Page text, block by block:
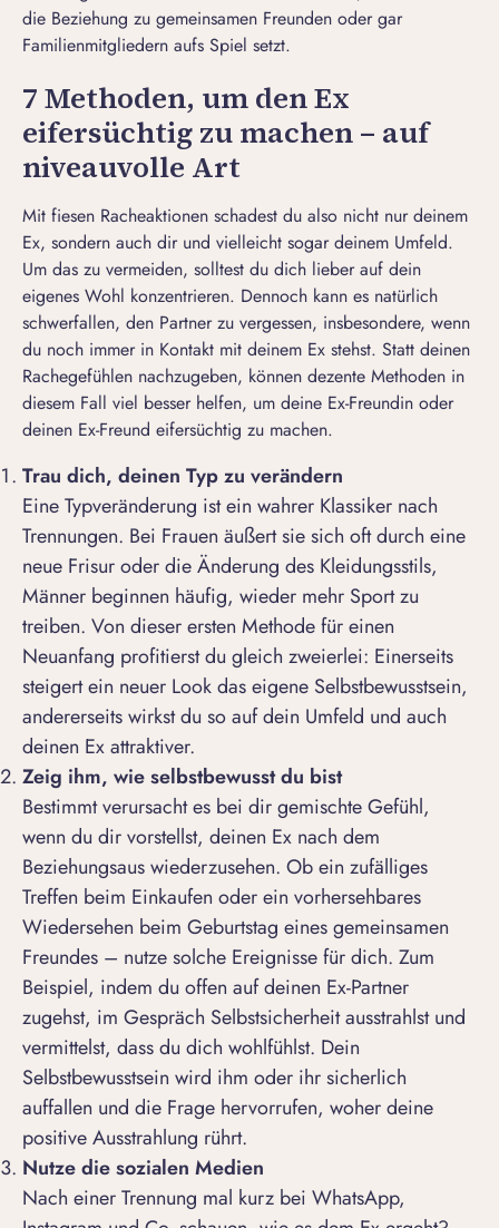
die Beziehung zu gemeinsamen Freunden oder gar
Familienmitgliedern aufs Spiel setzt.
7 Methoden, um den Ex
eifersüchtig zu machen – auf
niveauvolle Art
Mit fiesen Racheaktionen schadest du also nicht nur deinem
Ex, sondern auch dir und vielleicht sogar deinem Umfeld.
Um das zu vermeiden, solltest du dich lieber auf dein
eigenes Wohl konzentrieren. Dennoch kann es natürlich
schwerfallen, den Partner zu vergessen, insbesondere, wenn
du noch immer in Kontakt mit deinem Ex stehst. Statt deinen
Rachegefühlen nachzugeben, können dezente Methoden in
diesem Fall viel besser helfen, um deine Ex-Freundin oder
deinen Ex-Freund eifersüchtig zu machen.
Trau dich, deinen Typ zu verändern
Eine Typveränderung ist ein wahrer Klassiker nach
Trennungen. Bei Frauen äußert sie sich oft durch eine
neue Frisur oder die Änderung des Kleidungsstils,
Männer beginnen häufig, wieder mehr Sport zu
treiben. Von dieser ersten Methode für einen
Neuanfang profitierst du gleich zweierlei: Einerseits
steigert ein neuer Look das eigene Selbstbewusstsein,
andererseits wirkst du so auf dein Umfeld und auch
deinen Ex attraktiver.
Zeig ihm, wie selbstbewusst du bist
Bestimmt verursacht es bei dir gemischte Gefühl,
wenn du dir vorstellst, deinen Ex nach dem
Beziehungsaus wiederzusehen. Ob ein zufälliges
Treffen beim Einkaufen oder ein vorhersehbares
Wiedersehen beim Geburtstag eines gemeinsamen
Freundes – nutze solche Ereignisse für dich. Zum
Beispiel, indem du offen auf deinen Ex-Partner
zugehst, im Gespräch Selbstsicherheit ausstrahlst und
vermittelst, dass du dich wohlfühlst. Dein
Selbstbewusstsein wird ihm oder ihr sicherlich
auffallen und die Frage hervorrufen, woher deine
positive Ausstrahlung rührt.
Nutze die sozialen Medien
Nach einer Trennung mal kurz bei WhatsApp,